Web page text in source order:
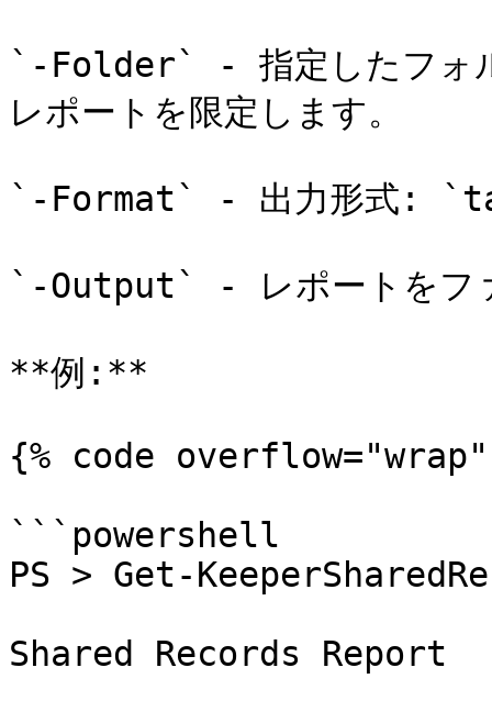
`-Folder` - 指定したフォル
レポートを限定します。
`-Format` - 出力形式:
`-Output` - レポートをフ
**例:**
{% code
```powershell
PS > Get-
Shared Records Report